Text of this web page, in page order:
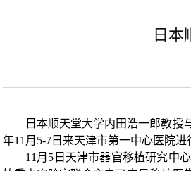
日本
日本顺天堂大学内田浩一郎教
年11 月 5-7 日来天津市第一中心医院进
11 月 5 日天津市器官移植研究中